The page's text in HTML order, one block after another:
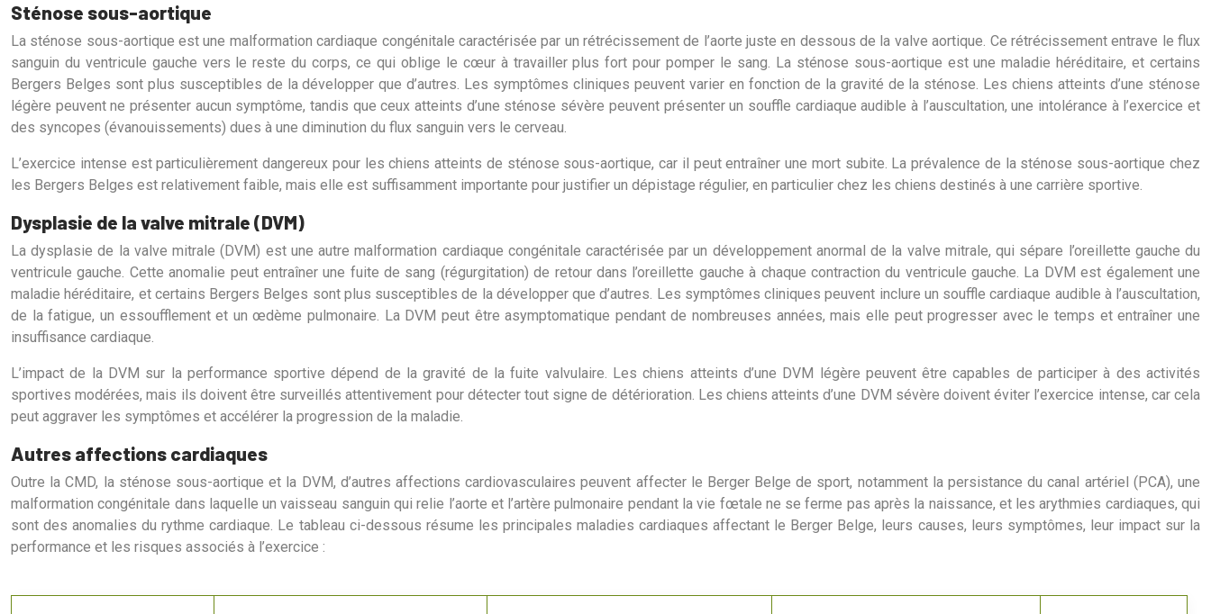
Sténose sous-aortique
La sténose sous-aortique est une malformation cardiaque congénitale caractérisée par un rétrécissement de l’aorte juste en dessous de la valve aortique. Ce rétrécissement entrave le flux
sanguin du ventricule gauche vers le reste du corps, ce qui oblige le cœur à travailler plus fort pour pomper le sang. La sténose sous-aortique est une maladie héréditaire, et certains
Bergers Belges sont plus susceptibles de la développer que d’autres. Les symptômes cliniques peuvent varier en fonction de la gravité de la sténose. Les chiens atteints d’une sténose
légère peuvent ne présenter aucun symptôme, tandis que ceux atteints d’une sténose sévère peuvent présenter un souffle cardiaque audible à l’auscultation, une intolérance à l’exercice et
des syncopes (évanouissements) dues à une diminution du flux sanguin vers le cerveau.
L’exercice intense est particulièrement dangereux pour les chiens atteints de sténose sous-aortique, car il peut entraîner une mort subite. La prévalence de la sténose sous-aortique chez
les Bergers Belges est relativement faible, mais elle est suffisamment importante pour justifier un dépistage régulier, en particulier chez les chiens destinés à une carrière sportive.
Dysplasie de la valve mitrale (DVM)
La dysplasie de la valve mitrale (DVM) est une autre malformation cardiaque congénitale caractérisée par un développement anormal de la valve mitrale, qui sépare l’oreillette gauche du
ventricule gauche. Cette anomalie peut entraîner une fuite de sang (régurgitation) de retour dans l’oreillette gauche à chaque contraction du ventricule gauche. La DVM est également une
maladie héréditaire, et certains Bergers Belges sont plus susceptibles de la développer que d’autres. Les symptômes cliniques peuvent inclure un souffle cardiaque audible à l’auscultation,
de la fatigue, un essoufflement et un œdème pulmonaire. La DVM peut être asymptomatique pendant de nombreuses années, mais elle peut progresser avec le temps et entraîner une
insuffisance cardiaque.
L’impact de la DVM sur la performance sportive dépend de la gravité de la fuite valvulaire. Les chiens atteints d’une DVM légère peuvent être capables de participer à des activités
sportives modérées, mais ils doivent être surveillés attentivement pour détecter tout signe de détérioration. Les chiens atteints d’une DVM sévère doivent éviter l’exercice intense, car cela
peut aggraver les symptômes et accélérer la progression de la maladie.
Autres affections cardiaques
Outre la CMD, la sténose sous-aortique et la DVM, d’autres affections cardiovasculaires peuvent affecter le Berger Belge de sport, notamment la persistance du canal artériel (PCA), une
malformation congénitale dans laquelle un vaisseau sanguin qui relie l’aorte et l’artère pulmonaire pendant la vie fœtale ne se ferme pas après la naissance, et les arythmies cardiaques, qui
sont des anomalies du rythme cardiaque. Le tableau ci-dessous résume les principales maladies cardiaques affectant le Berger Belge, leurs causes, leurs symptômes, leur impact sur la
performance et les risques associés à l’exercice :